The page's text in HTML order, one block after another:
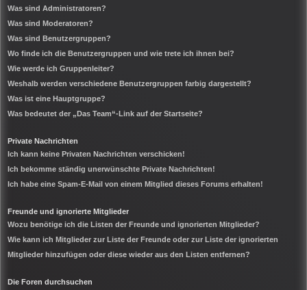
Was sind Administratoren?
Was sind Moderatoren?
Was sind Benutzergruppen?
Wo finde ich die Benutzergruppen und wie trete ich ihnen bei?
Wie werde ich Gruppenleiter?
Weshalb werden verschiedene Benutzergruppen farbig dargestellt?
Was ist eine Hauptgruppe?
Was bedeutet der „Das Team“-Link auf der Startseite?
Private Nachrichten
Ich kann keine Privaten Nachrichten verschicken!
Ich bekomme ständig unerwünschte Private Nachrichten!
Ich habe eine Spam-E-Mail von einem Mitglied dieses Forums erhalten!
Freunde und ignorierte Mitglieder
Wozu benötige ich die Listen der Freunde und ignorierten Mitglieder?
Wie kann ich Mitglieder zur Liste der Freunde oder zur Liste der ignorierten
Mitglieder hinzufügen oder diese wieder aus den Listen entfernen?
Die Foren durchsuchen